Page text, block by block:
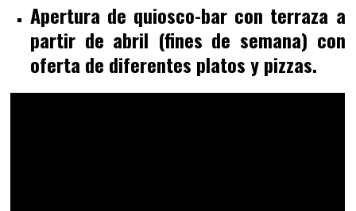
Apertura de quiosco-bar con terraza a
partir de abril (fines de semana) con
oferta de diferentes platos y pizzas.